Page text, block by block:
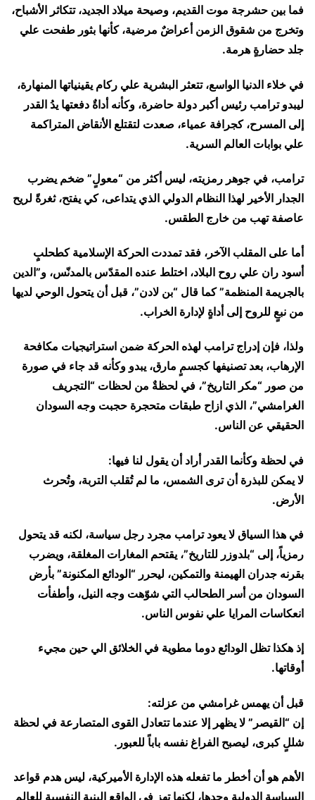
فما بين حشرجة موت القديم، وصيحة ميلاد الجديد، تتكاثر الأشباح،
وتخرج من شقوق الزمن أعراضٌ مرضية، كأنها بثور طفحت علي
جلد حضارةٍ هرمة.
في خلاء الدنيا الواسع، تتعثر البشرية علي ركام يقينياتها المنهارة،
ليبدو ترامب رئيس أكبر دولة حاضرة، وكأنه أداةٌ دفعتها يدُ القدر
إلى المسرح، كجرافة عمياء، صعدت لتقتلع الأنقاض المتراكمة
علي بوابات العالم السرية.
ترامب، في جوهر رمزيته، ليس أكثر من “معولٍ” ضخم يضرب
الجدار الأخير لهذا النظام الدولي الذي يتداعى، كي يفتح، ثغرةً لريح
عاصفة تهب من خارج الطقس.
أما على المقلب الآخر، فقد تمددت الحركة الإسلامية كطحلبٍ
أسود ران علي روح البلاد، اختلط عنده المقدّس بالمدنّس، و”الدين
بالجريمة المنظمة” كما قال “بن لادن”، قبل أن يتحول الوحي لديها
من نبعٍ للروح إلى أداةٍ لإدارة الخراب.
ولذا، فإن إدراج ترامب لهذه الحركة ضمن استراتيجيات مكافحة
الإرهاب، بعد تصنيفها كجسمٍ مارق، يبدو وكأنه قد جاء في صورة
من صور “مكر التاريخ”، في لحظةٌ من لحظات “التجريف
الغرامشي”، الذي ازاح طبقات متحجرة حجبت وجه السودان
الحقيقي عن الناس.
في لحظة وكأنما القدر أراد أن يقول لنا فيها:
لا يمكن للبذرة أن ترى الشمس، ما لم تُقلب التربة، وتُحرث
الأرض.
في هذا السياق لا يعود ترامب مجرد رجل سياسة، لكنه قد يتحول
رمزياً، إلى “بلدوزر للتاريخ”، يقتحم المغارات المغلقة، ويضرب
بقرنه جدران الهيمنة والتمكين، ليحرر “الودائع المكنونة” بأرض
السودان من أسر الطحالب التي شوّهت وجه النيل، وأطفأت
انعكاسات المرايا علي نفوس الناس.
إذ هكذا تظل الودائع دوما مطوية في الخلائق الي حين مجيء
أوقاتها.
قبل أن يهمس غرامشي من عزلته:
إن “القيصر” لا يظهر إلا عندما تتعادل القوى المتصارعة في لحظة
شللٍ كبرى، ليصبح الفراغ نفسه باباً للعبور.
الأهم هو أن أخطر ما تفعله هذه الإدارة الأميركية، ليس هدم قواعد
السياسة الدولية وحدها، لكنها تهز في الواقع البنية النفسية للعالم